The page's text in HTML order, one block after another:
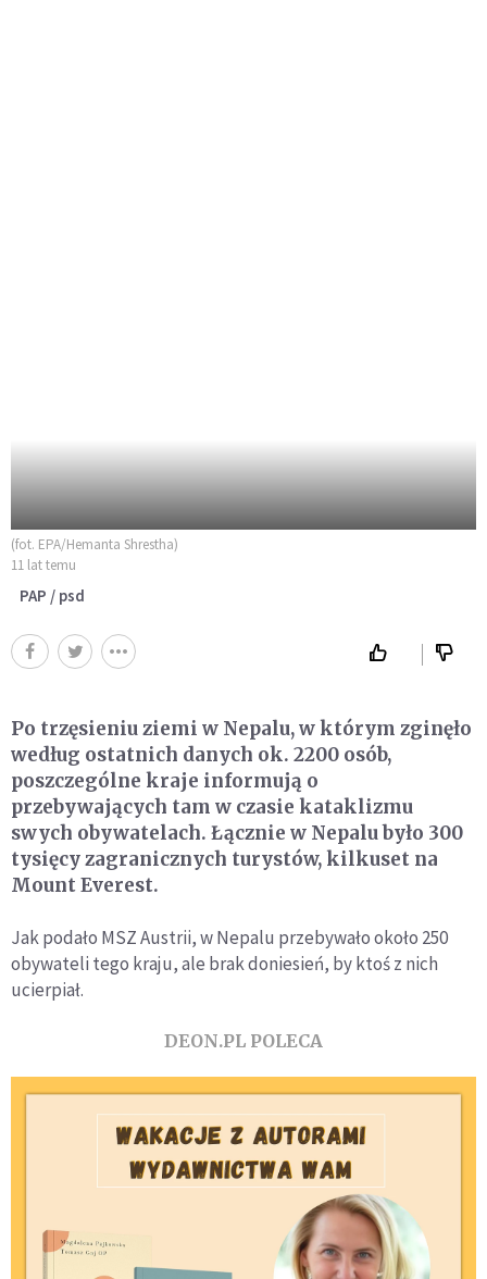
(fot. EPA/Hemanta Shrestha)
11 lat temu
PAP / psd
Po trzęsieniu ziemi w Nepalu, w którym zginęło
według ostatnich danych ok. 2200 osób,
poszczególne kraje informują o
przebywających tam w czasie kataklizmu
swych obywatelach. Łącznie w Nepalu było 300
tysięcy zagranicznych turystów, kilkuset na
Mount Everest.
Jak podało MSZ Austrii, w Nepalu przebywało około 250
obywateli tego kraju, ale brak doniesień, by ktoś z nich
ucierpiał.
DEON.PL POLECA